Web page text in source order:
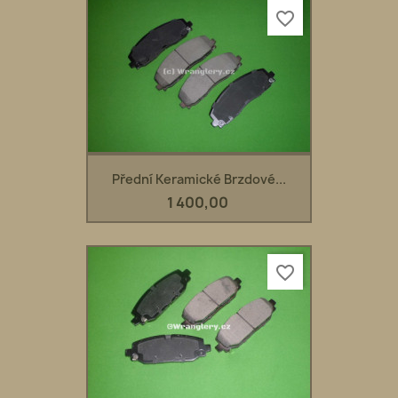
Přední Keramické Brzdové...
1 400,00
favorite_border
favorite_border